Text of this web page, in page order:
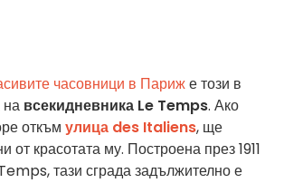
часовници в Париже този в
на всекидневника Le Temps. Ако
откъм улица des Italiens, ще
от красотата му. Построена през 1911
тази сграда задължително е